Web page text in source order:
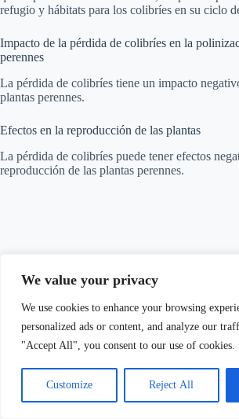
We value your privacy
We use cookies to enhance your browsing
personalized ads or content, and analyze our
"Accept All", you consent to our use of cookies.
Customize Reject All
refugio y hábitats para los colibríes en su ciclo
Impacto de la pérdida de colibríes en la
perennes
La pérdida de colibríes tiene un impacto
plantas perennes.
Efectos en la reproducción de las plantas
La pérdida de colibríes puede tener efectos
reproducción de las plantas perennes.